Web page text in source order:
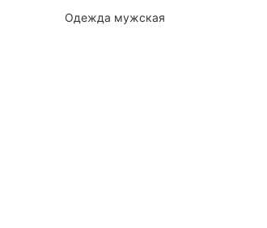
Одежда мужская